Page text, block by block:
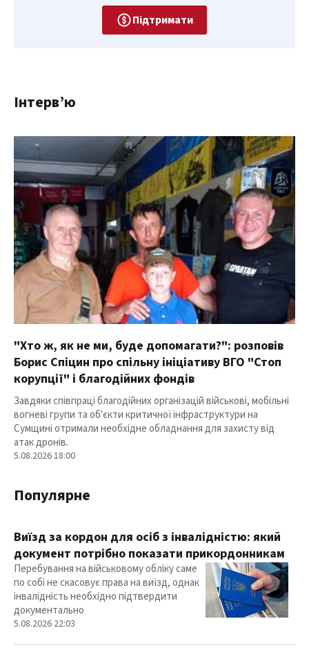
Підтримати
Інтерв’ю
"Хто ж, як не ми, буде допомагати?": розповів
Борис Спіцин про спільну ініціативу ВГО "Стоп
корупції" і благодійних фондів
Завдяки співпраці благодійних організацій військові, мобільні
вогневі групи та об'єкти критичної інфраструктури на
Сумщині отримали необхідне обладнання для захисту від
атак дронів.
5.08.2026 18:00
Популярне
Виїзд за кордон для осіб з інвалідністю: який
документ потрібно показати прикордонникам
Перебування на військовому обліку саме
по собі не скасовує права на виїзд, однак
інвалідність необхідно підтвердити
документально
5.08.2026 22:03